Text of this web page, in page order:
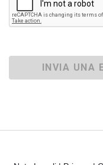
INVIA UNA